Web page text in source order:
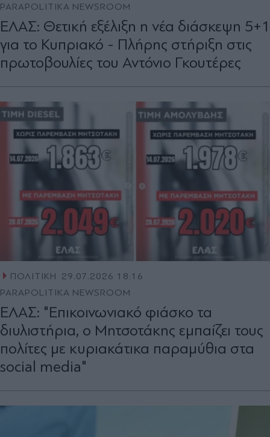
PARAPOLITIKA NEWSROOM
ΕΛΑΣ: Θετική εξέλιξη η νέα διάσκεψη 5+1
για το Κυπριακό - Πλήρης στήριξη στις
πρωτοβουλίες του Αντόνιο Γκουτέρες
ΠΟΛΙΤΙΚΗ
29.07.2026 18:16
PARAPOLITIKA NEWSROOM
ΕΛΑΣ: "Επικοινωνιακό φιάσκο τα
διυλιστήρια, ο Μητσοτάκης εμπαίζει τους
πολίτες με κυριακάτικα παραμύθια στα
social media"